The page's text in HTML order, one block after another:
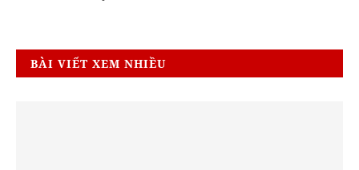
BÀI VIẾT XEM NHIỀU